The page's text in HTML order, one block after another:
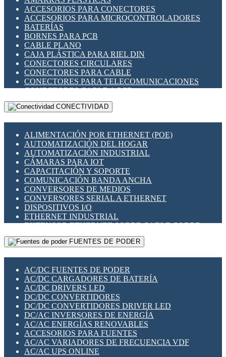
INDICADORES PARA PANEL
INTERFACES DE RELÉ
INTERRUPTORES FIN DE CARRERA
LLAVES CONMUTADORAS
MEDIDORES DE ENERGÍA Y TC'S DE CORRIENTE
MOTORES PASO A PASO
PANTALLAS HMI
PLC -CONTROLADORES LÓGICO PROGRAMABLES
PROGRAMADORES DE HORARIO
RELÉS DE PROTECCIÓN
SENSORES CAPACITIVOS
SENSORES INDUCTIVOS
TEMPORIZADORES
VARIACS
VARIADORES DE FRECUENCIA [VDF]
SECCIONADORES - INTERRUPTORES
MAQUINARIA
ACCESORIOS PARA CONECTORES
ACCESORIOS PARA MICROCONTROLADORES
BATERÍAS
BORNES PARA PCB
CABLE PLANO
CAJA PLÁSTICA PARA RIEL DIN
CONECTORES CIRCULARES
CONECTORES PARA CABLE
CONECTORES PARA TELECOMUNICACIONES
CONECTORES CABLE A PCB
CONECTORES PCB A CABLE
DIP SWITCHES
HERRAMIENTAS VARIAS
ILUMINACIÓN LED
INTERRUPTORES REED
INTERFACES DE RELÉ
OTROS RELÉS
PROTECCIÓN TÉRMICA
RELÉS AUTOMOTRICES
RELÉS DE SEÑAL
RELÉS DE ESTADO SÓLIDO SSR
RELÉS INDUSTRIALES
RELÉS MINIATURA DE POTENCIA
SENSORES MAGNÉTICOS
SWITCH Y MICROSWITCH
TARJETAS PI
UNIÓN Y DERIVACIÓN DE CABLE
CONECTIVIDAD
ALIMENTACIÓN POR ETHERNET (POE)
AUTOMATIZACIÓN DEL HOGAR
AUTOMATIZACIÓN INDUSTRIAL
CÁMARAS PARA IOT
CAPACITACIÓN Y SOPORTE
COMUNICACIÓN BANDA ANCHA
CONVERSORES DE MEDIOS
CONVERSORES SERIAL A ETHERNET
DISPOSITIVOS I/O
ETHERNET INDUSTRIAL
EXTENSOR ETHERNET SOBRE CABLE COBRE
GATEWAY LORAWAN
GESTIÓN DE REDES
PLACAS MODULARES IOT
SWITCHES Y REDES WIFI
SOLUCIONES IOT
SOLUCIONES LORAWAN
SOLUCIONES RED CELULAR
SEGURIDAD PARA REDES
SWITCHES LAN
TELEFONÍA IP (VOIP)
VIGILANCIA IP (CCTV)
MESHTASTIC
FUENTES DE PODER
AC/DC FUENTES DE PODER
AC/DC CARGADORES DE BATERÍA
AC/DC DRIVERS LED
DC/DC CONVERTIDORES
DC/DC CONVERTIDORES DRIVER LED
DC/AC INVERSORES DE ENERGÍA
AC/AC ENERGÍAS RENOVABLES
ACCESORIOS PARA FUENTES
AC/AC VARIADORES DE FRECUENCIA VDF
AC/AC UPS ONLINE